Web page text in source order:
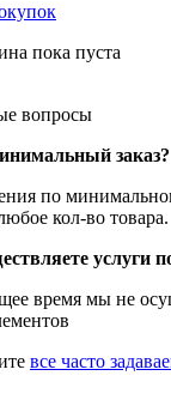
пока пуста
вопросы
заказ?
по
кол-во товара.
услуги
время мы не
все часто